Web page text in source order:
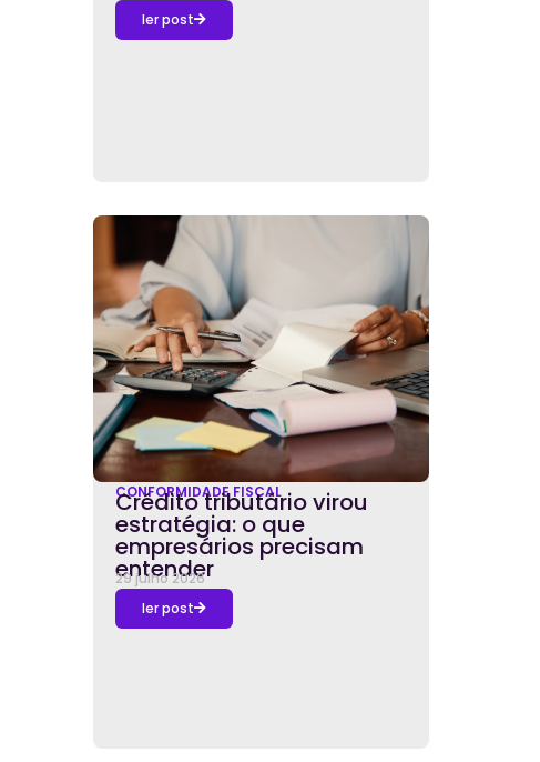
ler post
CONFORMIDADE FISCAL
Crédito tributário virou
estratégia: o que
empresários precisam
entender
29 julho 2026
ler post